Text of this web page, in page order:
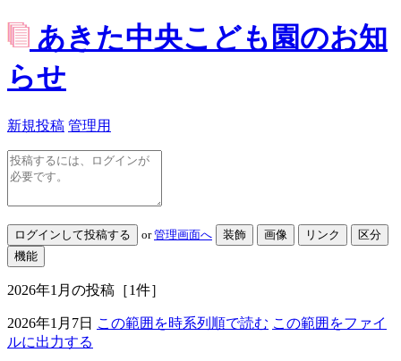
あきた中央こども園のお知
らせ
新規投稿 管理用
or管理画面へ
2026年1月 の投稿 ［1件］
2026年1月7日 この範囲を時系列順で読む この範囲をファイ
ルに出力する